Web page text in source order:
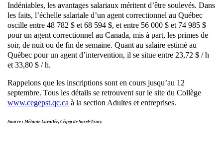
Indéniables, les avantages salariaux méritent d’être soulevés. Dans
les faits, l’échelle salariale d’un agent correctionnel au Québec
oscille entre 48 782 $ et 68 594 $, et entre 56 000 $ et 74 985 $
pour un agent correctionnel au Canada, mis à part, les primes de
soir, de nuit ou de fin de semaine. Quant au salaire estimé au
Québec pour un agent d’intervention, il se situe entre 23,72 $ / h
et 33,80 $ / h.
Rappelons que les inscriptions sont en cours jusqu’au 12
septembre. Tous les détails se retrouvent sur le site du Collège
www.cegepst.qc.ca à la section Adultes et entreprises.
Source : Mélanie Lavallée, Cégep de Sorel-Tracy